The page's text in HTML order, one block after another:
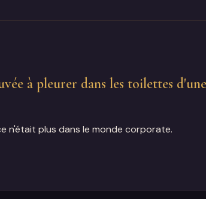
à pleurer dans les toilettes
n'était plus dans le monde corporate.